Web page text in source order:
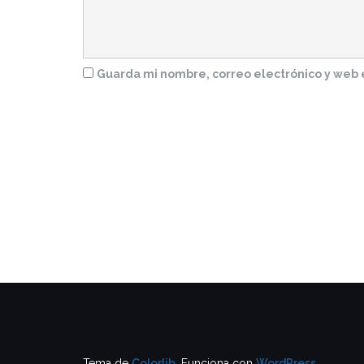
Guarda mi nombre, correo electrónico y